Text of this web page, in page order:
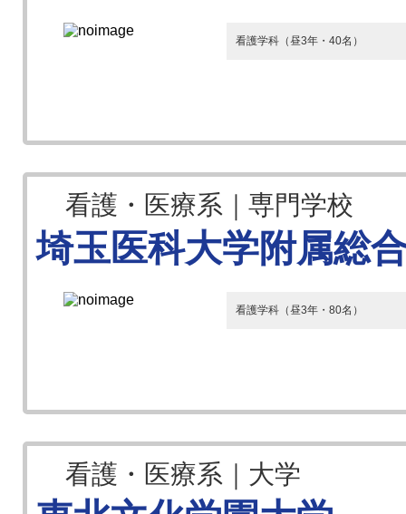
看護学科（昼3年・40名）
看護・医療系｜専門学校
埼玉医科大学附属総
看護学科（昼3年・80名）
看護・医療系｜大学